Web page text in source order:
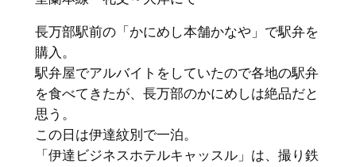
長万部駅前の「かにめし本舗かなや」で駅弁を
購入。
駅弁屋でアルバイトをしていたので各地の駅弁
を食べてきたが、長万部のかにめしは絶品だと
思う。
この日は伊達紋別で一泊。
「伊達ビジネスホテルキャッスル」は、撮り鉄